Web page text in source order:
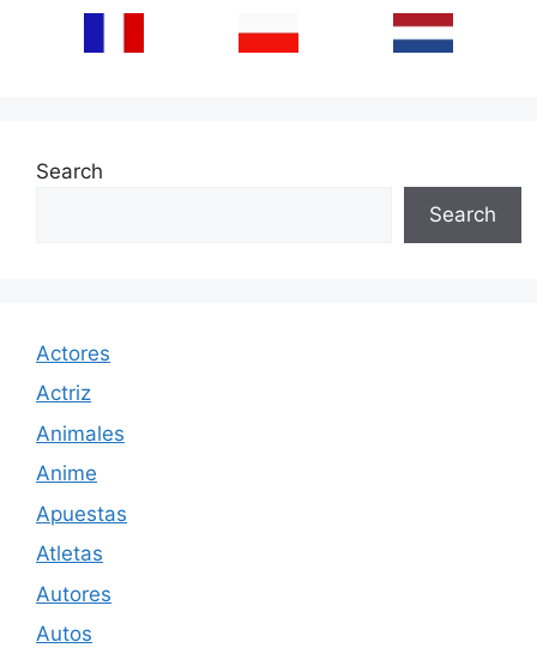
Search
Search
Actores
Actriz
Animales
Anime
Apuestas
Atletas
Autores
Autos